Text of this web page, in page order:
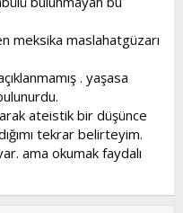
meksika maslahatgüzarı
. yaşasa
ateistik bir düşünce
tekrar belirteyim.
ama okumak faydalı